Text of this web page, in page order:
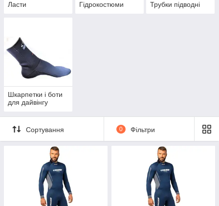
Ласти Гідрокостюми Трубки підводні
Шкарпетки і боти
для дайвінгу
Сортування 0 Фільтри